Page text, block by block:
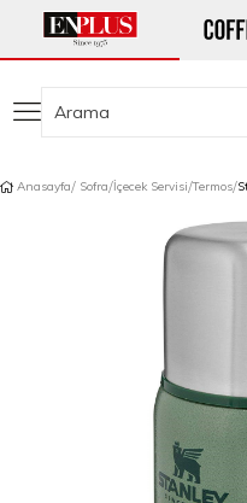
Anasayfa Sofra İçecek Servisi Termos